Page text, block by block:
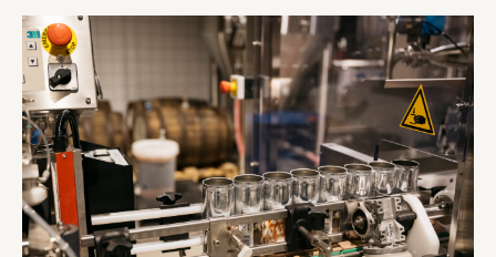
produkterna är säkra, rätt märkta och att de kan
spåras ett steg bakåt och ett steg framåt i
hanteringen.